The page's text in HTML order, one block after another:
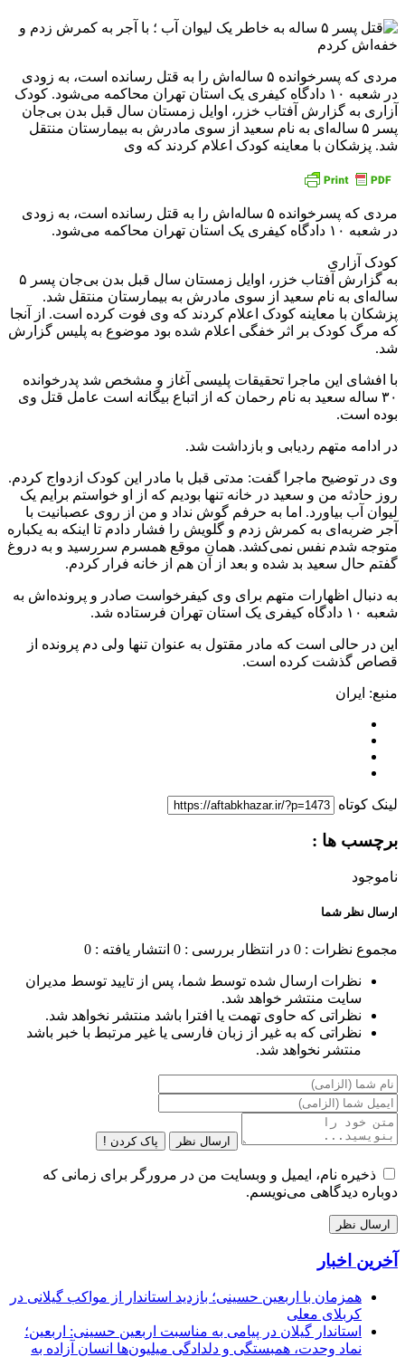
مردی که پسرخوانده ۵ ساله‌اش را به قتل رسانده است، به زودی
در شعبه ۱۰ دادگاه کیفری یک استان تهران محاکمه می‌شود. کودک
آزاری به گزارش آفتاب خزر، اوایل زمستان سال قبل بدن بی‌جان
پسر ۵ ساله‌ای به نام سعید از سوی مادرش به بیمارستان منتقل
شد. پزشکان با معاینه کودک اعلام کردند که وی
مردی که پسرخوانده ۵ ساله‌اش را به قتل رسانده است، به زودی
در شعبه ۱۰ دادگاه کیفری یک استان تهران محاکمه می‌شود.
کودک آزاری
به گزارش آفتاب خزر، اوایل زمستان سال قبل بدن بی‌جان پسر ۵
ساله‌ای به نام سعید از سوی مادرش به بیمارستان منتقل شد.
پزشکان با معاینه کودک اعلام کردند که وی فوت کرده است. از آنجا
که مرگ کودک بر اثر خفگی اعلام شده بود موضوع به پلیس گزارش
شد.
با افشای این ماجرا تحقیقات پلیسی آغاز و مشخص شد پدرخوانده
۳۰ ساله سعید به نام رحمان که از اتباع بیگانه است عامل قتل وی
بوده است.
در ادامه متهم ردیابی و بازداشت شد.
وی در توضیح ماجرا گفت: مدتی قبل با مادر این کودک ازدواج کردم.
روز حادثه من و سعید در خانه تنها بودیم که از او خواستم برایم یک
لیوان آب بیاورد. اما به حرفم گوش نداد و من از روی عصبانیت با
آجر ضربه‌ای به کمرش زدم و گلویش را فشار دادم تا اینکه به یکباره
متوجه شدم نفس نمی‌کشد. همان موقع همسرم سررسید و به دروغ
گفتم حال سعید بد شده و بعد از آن هم از خانه فرار کردم.
به دنبال اظهارات متهم برای وی کیفرخواست صادر و پرونده‌اش به
شعبه ۱۰ دادگاه کیفری یک استان تهران فرستاده‌ شد.
این در حالی است که مادر مقتول به عنوان تنها ولی دم پرونده از
قصاص گذشت کرده است.
منبع: ایران
لینک کوتاه
برچسب ها :
ناموجود
ارسال نظر شما
مجموع نظرات : 0 در انتظار بررسی : 0 انتشار یافته : 0
نظرات ارسال شده توسط شما، پس از تایید توسط مدیران
سایت منتشر خواهد شد.
نظراتی که حاوی تهمت یا افترا باشد منتشر نخواهد شد.
نظراتی که به غیر از زبان فارسی یا غیر مرتبط با خبر باشد
منتشر نخواهد شد.
ارسال نظر پاک کردن !
ذخیره نام، ایمیل و وبسایت من در مرورگر برای زمانی که
دوباره دیدگاهی می‌نویسم.
آخرین اخبار
همزمان با اربعین حسینی؛ بازدید استاندار از مواکب گیلانی در
کربلای معلی
استاندار گیلان در پیامی به مناسبت اربعین حسینی: اربعین؛
نماد وحدت، همبستگی و دلدادگی میلیون‌ها انسان آزاده به